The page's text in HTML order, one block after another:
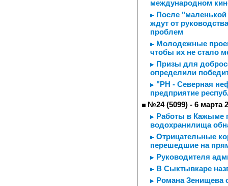
международном
После
ждут от
проблем
Молодежные
чтобы их не стало
Призы для
определили
"РН - Северная
предприятие
№24 (5099) - 6 марта
Работы в Кажыме
водохранилища
Отрицательные
перешедшие на
Руководителя
В Сыктывкаре
Романа Зенищева